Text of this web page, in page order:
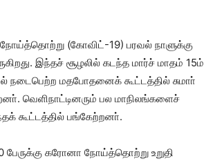
(கோவிட்-19) பரவல் நாளுக்கு
இந்தச் சூழலில் கடந்த மார்ச் மாதம் 15ம்
நடைபெற்ற மதபோதனைக் கூட்டத்தில் சுமாா்
வெளிநாட்டினரும் பல மாநிலங்களைச்
கூட்டத்தில் பங்கேற்றனா்.
பேருக்கு கரோனா நோய்த்தொற்று உறுதி